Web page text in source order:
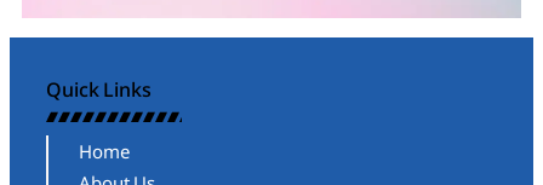
Quick Links
Home